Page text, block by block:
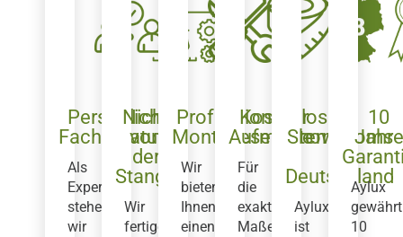
Persönliche
Fachberatung
Als
Experten
stehen
wir
Nicht
von
der
Stange
Wir
fertigen
Professioneller
Montageservice
Wir
bieten
Ihnen
einen
Kostenloser
Aufmaßtermin
Für
die
exakten
Maße
Showrooms
in
Deutschland
Aylux
ist
10
Jahre
Aylux
gewährt
10